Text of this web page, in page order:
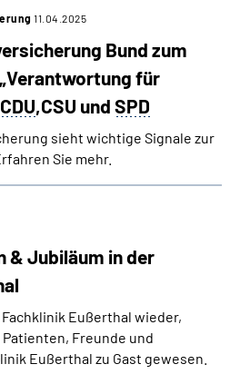
Bund zum
für
CDU,CSU und SPD
11.04.2025
sieht wichtige Signale zur
Sie mehr.
& Jubiläum in der
Eußerthal wieder,
Freunde und
Eußerthal zu Gast gewesen.